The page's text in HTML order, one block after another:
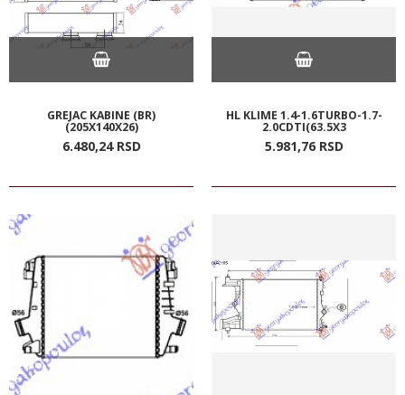
GREJAC KABINE (BR)
(205X140X26)
6.480,24 RSD
HL KLIME 1.4-1.6TURBO-1.7-
2.0CDTI(63.5X3
5.981,76 RSD